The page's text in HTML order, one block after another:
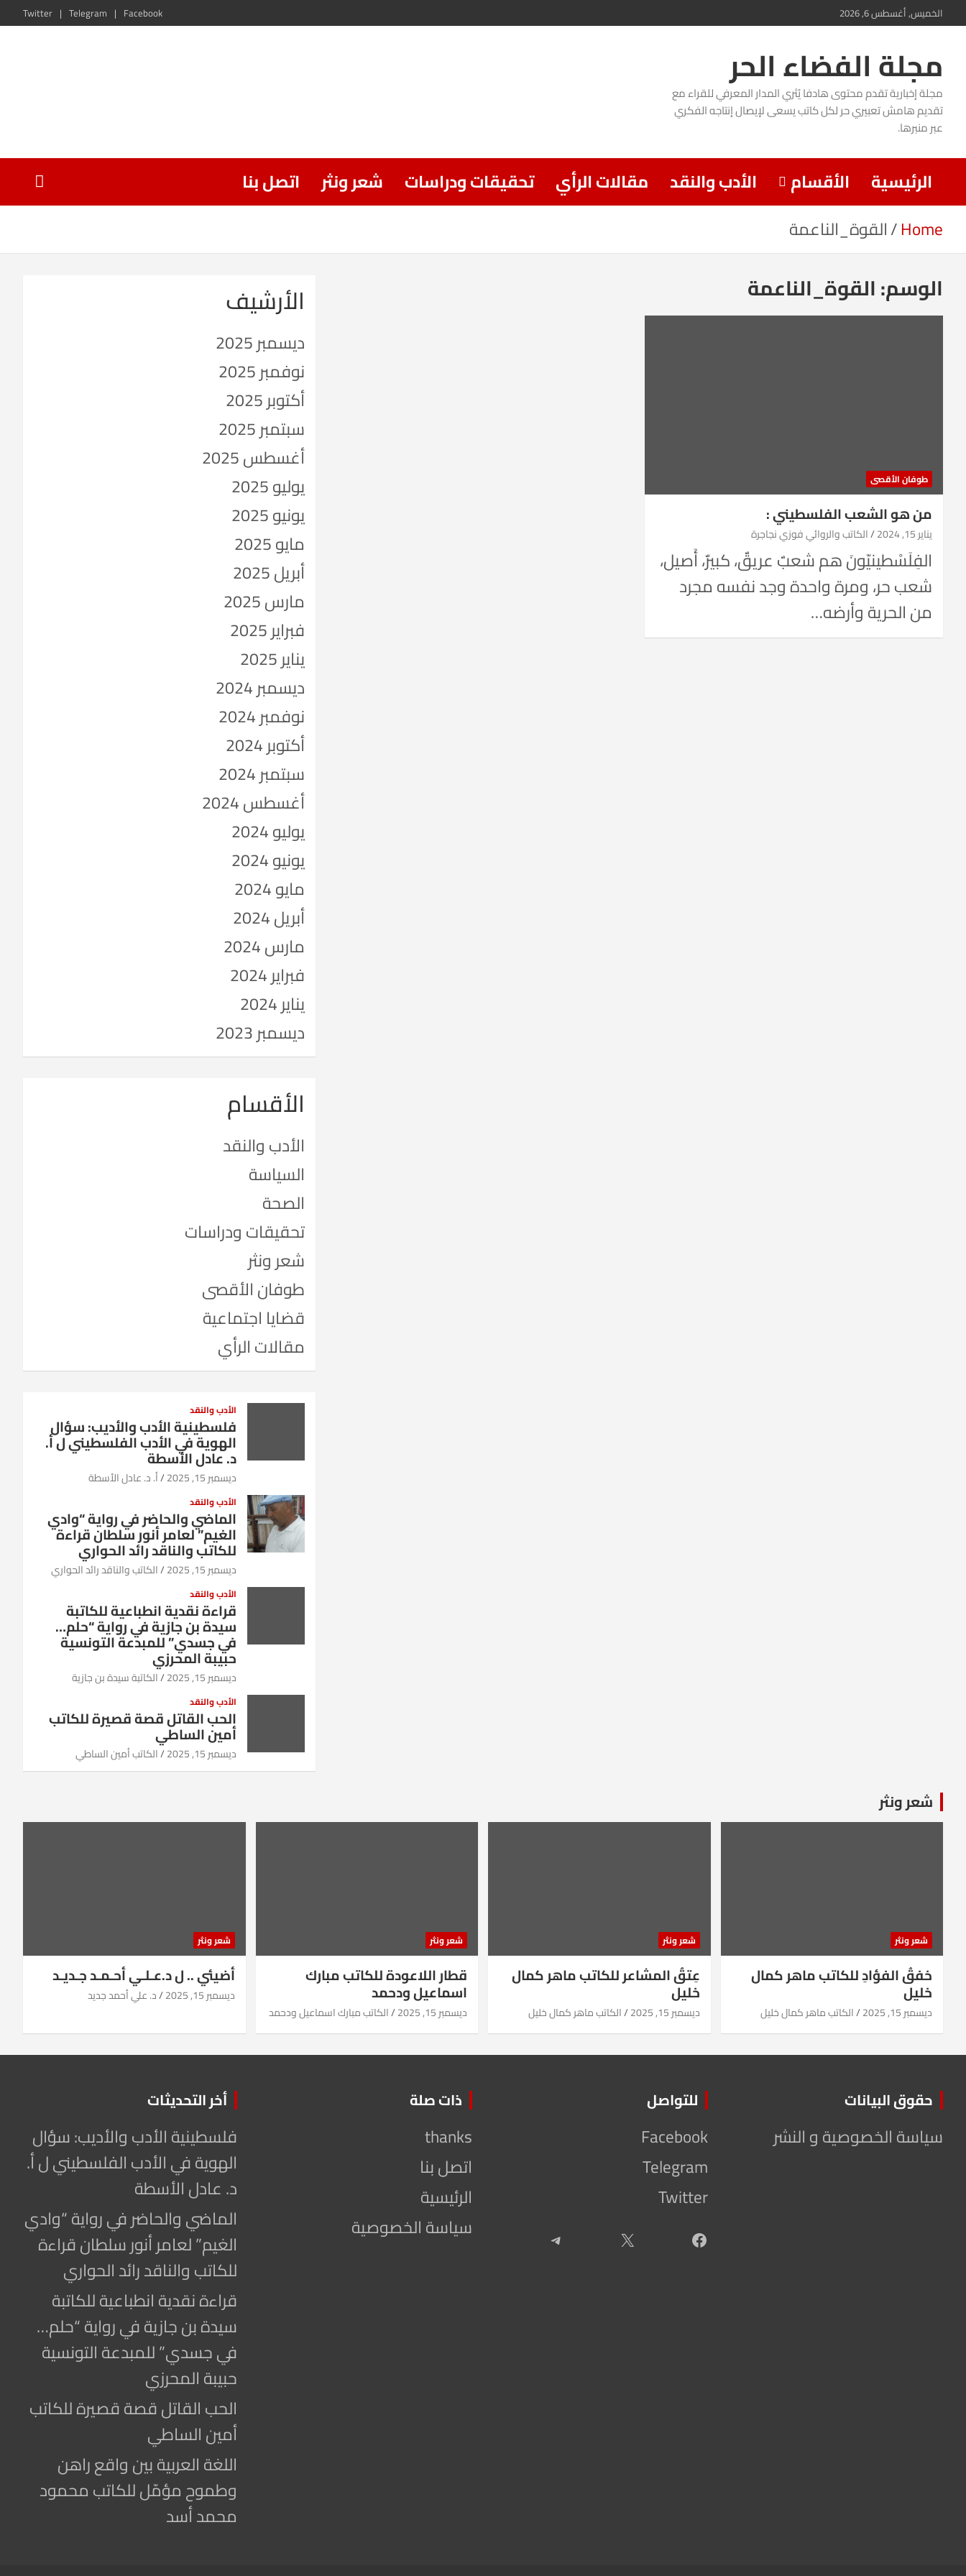
Skip
content
الخميس, أغسطس 6, 2026 Facebook
Telegram
Twitter
مجلة الفضاء الحر
مجلة إخبارية تقدم محتوى هادفا يُثري المدار المعرفي للقراء مع
تقديم هامش تعبيري حر لكل كاتب يسعى لإيصال إنتاجه الفكري
عبر منبرها.
الرئيسية الأقسام الأدب والنقد مقالات الرأي تحقيقات ودراسات شعر ونثر
اتصل بنا
Home القوة_الناعمة
الوسم:القوة_الناعمة
طوفان الأقصى
من هو الشعب الفلسطيني :
يناير 15, 2024 الكاتب والروائي فوزي نجاجرة
الفِلَسْطينيّونَ هم شعبٌ عريقٌ، كبيرٌ، أَصيل،
شعب حر، ومرة واحدة وجد نفسه مجرد
من الحرية وأرضه…
الأرشيف
ديسمبر 2025
نوفمبر 2025
أكتوبر 2025
سبتمبر 2025
أغسطس 2025
يوليو 2025
يونيو 2025
مايو 2025
أبريل 2025
مارس 2025
فبراير 2025
يناير 2025
ديسمبر 2024
نوفمبر 2024
أكتوبر 2024
سبتمبر 2024
أغسطس 2024
يوليو 2024
يونيو 2024
مايو 2024
أبريل 2024
مارس 2024
فبراير 2024
يناير 2024
ديسمبر 2023
الأقسام
الأدب والنقد
السياسة
الصحة
تحقيقات ودراسات
شعر ونثر
طوفان الأقصى
قضايا اجتماعية
مقالات الرأي
الأدب والنقد
فلسطينية الأدب والأديب: سؤال
الهوية في الأدب الفلسطيني ل أ.
د. عادل الأسطة
ديسمبر 15, 2025 أ. د. عادل الأسطة
الأدب والنقد
الماضي والحاضر في رواية “وادي
الغيم” لعامر أنور سلطان قراءة
للكاتب والناقد رائد الحواري
ديسمبر 15, 2025 الكاتب والناقد رائد الحواري
الأدب والنقد
قراءة نقدية انطباعية للكاتبة
سيدة بن جازية في رواية “حلم…
في جسدي” للمبدعة التونسية
حبيبة المحرزي
ديسمبر 15, 2025 الكاتبة سيدة بن جازية
الأدب والنقد
الحب القاتل قصة قصيرة للكاتب
أمين الساطي
ديسمبر 15, 2025 الكاتب أمين الساطي
شعر ونثر
شعر ونثر
خفقُ الفؤادِ للكاتب ماهر كمال
خليل
ديسمبر 15, 2025 الكاتب ماهر كمال خليل
شعر ونثر
عِتقُ المشاعر للكاتب ماهر كمال
خليل
ديسمبر 15, 2025 الكاتب ماهر كمال خليل
شعر ونثر
قطار اللاعودة للكاتب مبارك
اسماعيل ودحمد
ديسمبر 15, 2025 الكاتب مبارك اسماعيل ودحمد
شعر ونثر
أضيئي .. ل د.عـلـي أحـمـد جـديـد
ديسمبر 15, 2025 د. علي أحمد جديد
حقوق البيانات
سياسة الخصوصية و النشر
للتواصل
Facebook
Telegram
Twitter
Facebook
X
Telegram
ذات صلة
thanks
اتصل بنا
الرئيسية
سياسة الخصوصية
أخر التحديثات
فلسطينية الأدب والأديب: سؤال
الهوية في الأدب الفلسطيني ل أ.
د. عادل الأسطة
الماضي والحاضر في رواية “وادي
الغيم” لعامر أنور سلطان قراءة
للكاتب والناقد رائد الحواري
قراءة نقدية انطباعية للكاتبة
سيدة بن جازية في رواية “حلم…
في جسدي” للمبدعة التونسية
حبيبة المحرزي
الحب القاتل قصة قصيرة للكاتب
أمين الساطي
اللغة العربية بين واقع راهن
وطموح مؤمّل للكاتب محمود
محمد أسد